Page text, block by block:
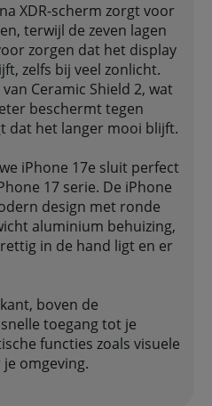
XDR-scherm zorgt voor
terwijl de zeven lagen
zorgen dat het display
zelfs bij veel zonlicht.
Ceramic Shield 2, wat
beschermt tegen
dat het langer mooi blijft.
iPhone 17e sluit perfect
17 serie. De iPhone
design met ronde
aluminium behuizing,
in de hand ligt en er
boven de
toegang tot je
functies zoals visuele
omgeving.